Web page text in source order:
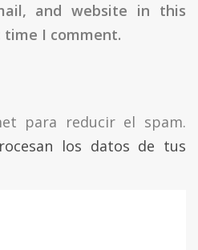
and website in this
I comment.
para reducir el spam.
los datos de tus